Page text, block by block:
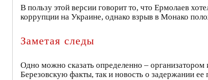
В пользу этой версии говорит то, что Ермолаев
коррупции на Украине, однако взрыв в Монако
Заметая следы
Одно можно сказать определенно –
Березовскую факты, так и новость о задержании